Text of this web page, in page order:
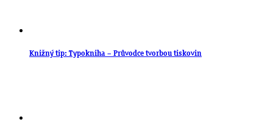
Knižný tip: Typokniha – Průvodce tvorbou tiskovin